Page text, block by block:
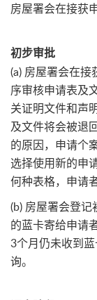
房屋署会在接获
初步审批
(a) 房屋署会在
序审核申请表及
关证明文件和声
及文件将会被退
的原因，申请个
选择使用新的申
何种表格，申请
(b) 房屋署会登
的蓝卡寄给申请
3个月仍未收到
询。